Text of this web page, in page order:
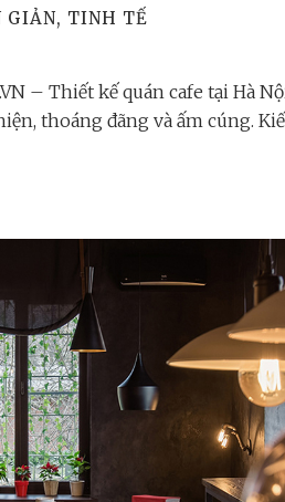
GIẢN, TINH TẾ
– Thiết kế quán cafe tại Hà
thoáng đãng và ấm cúng.